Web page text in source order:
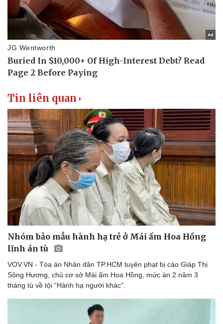
Tin liên quan
Nhóm bảo mẫu hành hạ trẻ ở Mái ấm Hoa Hồng
lĩnh án tù
VOV.VN - Tòa án Nhân dân TP.HCM tuyên phạt bị cáo Giáp Thị
Sông Hương, chủ cơ sở Mái ấm Hoa Hồng, mức án 2 năm 3
tháng tù về tội “Hành hạ người khác”.